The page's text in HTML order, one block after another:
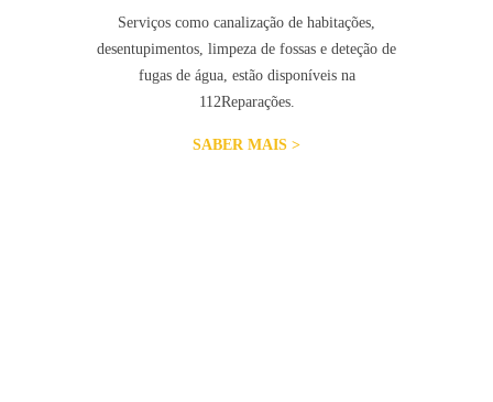
Serviços como canalização de habitações,
desentupimentos, limpeza de fossas e deteção de
fugas de água, estão disponíveis na
112Reparações.
SABER MAIS >